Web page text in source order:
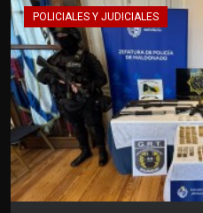
POLICIALES Y JUDICIALES